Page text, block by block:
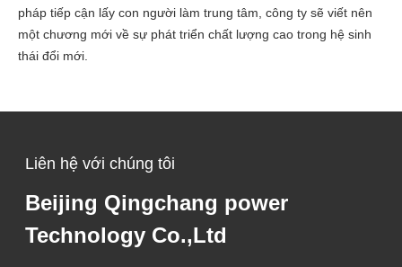
pháp tiếp cận lấy con người làm trung tâm, công ty sẽ viết nên
một chương mới về sự phát triển chất lượng cao trong hệ sinh
thái đổi mới.
Liên hệ với chúng tôi
Beijing Qingchang power
Technology Co.,Ltd